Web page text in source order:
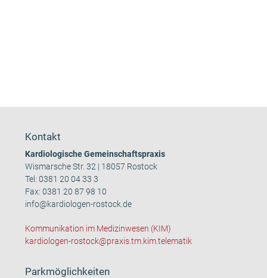
Kontakt
Kardiologische Gemeinschaftspraxis
Wismarsche Str. 32 | 18057 Rostock
Tel:0381 20 04 33 3
Fax: 0381 20 87 98 10
info@kardiologen-rostock.de
Kommunikation im Medizinwesen (KIM)
kardiologen-rostock@praxis.tm.kim.telematik
Parkmöglichkeiten